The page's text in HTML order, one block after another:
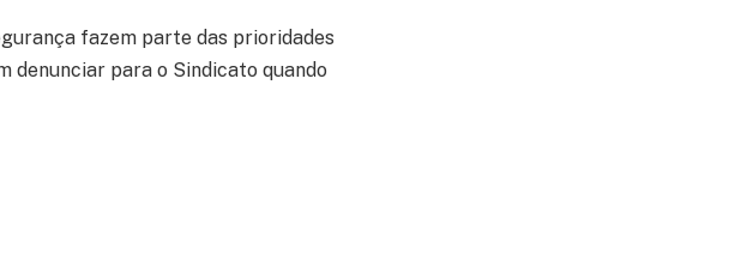
fazem parte das prioridades
denunciar para o Sindicato quando